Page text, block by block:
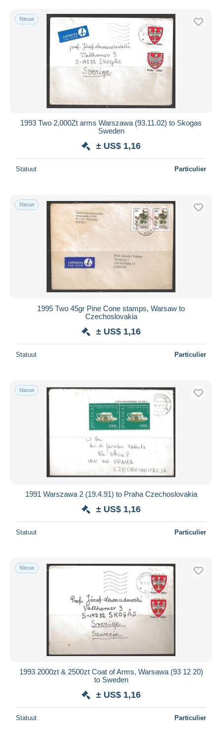
Nieuw
1993 Two 2,000Zt arms Warszawa (93.11.02) to Skogas
Sweden
± US$ 1,16
Statuut Particulier
Nieuw
1995 Two 45gr Pine Cone stamps, Warsaw to
Czechoslovakia
± US$ 1,16
Statuut Particulier
Nieuw
1991 Warszawa 2 (19.4.91) to Praha Czechoslovakia
± US$ 1,16
Statuut Particulier
Nieuw
1993 2000zt & 2500zt Coat of Arms, Warsawa (93 12 20)
to Sweden
± US$ 1,16
Statuut Particulier